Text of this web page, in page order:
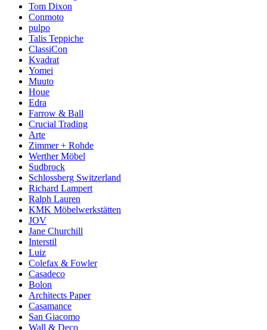
Tom Dixon
Conmoto
pulpo
Talis Teppiche
ClassiCon
Kvadrat
Yomei
Muuto
Houe
Edra
Farrow & Ball
Crucial Trading
Arte
Zimmer + Rohde
Werther Möbel
Sudbrock
Schlossberg Switzerland
Richard Lampert
Ralph Lauren
KMK Möbelwerkstätten
JOV
Jane Churchill
Interstil
Luiz
Colefax & Fowler
Casadeco
Bolon
Architects Paper
Casamance
San Giacomo
Wall & Deco